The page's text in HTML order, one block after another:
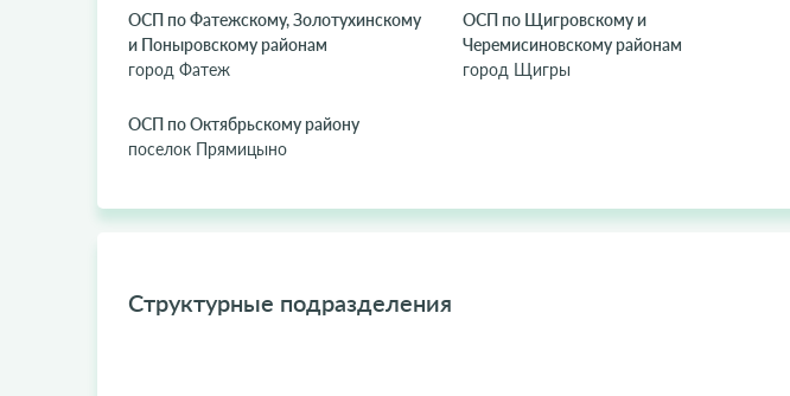
ОСП по Фатежскому, Золотухинскому
и Поныровскому районам
город Фатеж
ОСП по Щигровскому и
Черемисиновскому районам
город Щигры
ОСП по Октябрьскому району
поселок Прямицыно
Структурные подразделения